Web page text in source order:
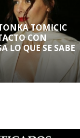
TOMICIC
CON
LO QUE SE SABE